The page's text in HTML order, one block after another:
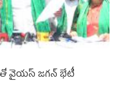
వైయస్ జగన్ భేటీ